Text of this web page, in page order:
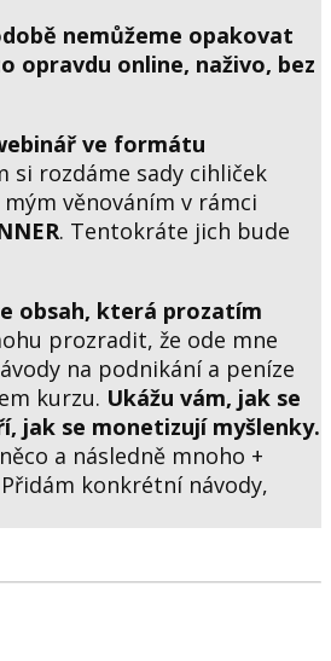
nemůžeme opakovat
opravdu online, naživo, bez
ve formátu
si rozdáme sady cihliček
věnováním v rámci
. Tentokráte jich bude
obsah, která prozatím
prozradit, že ode mne
na podnikání a peníze
kurzu. Ukážu vám, jak se
jak se monetizují myšlenky.
a následně mnoho +
konkrétní návody,